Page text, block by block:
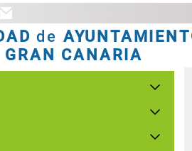
de
GRAN CANARIA